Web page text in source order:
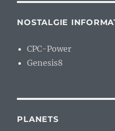
NOSTALGIE
CPC-Power
Genesis8
PLANETS